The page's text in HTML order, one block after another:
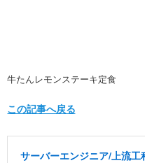
牛たんレモンステーキ定食
この記事へ戻る
サーバーエンジニア/上流